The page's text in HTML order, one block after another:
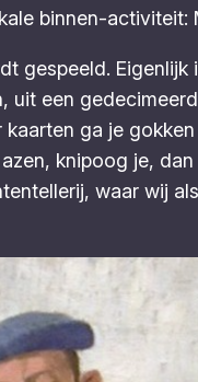
binnen-activiteit:
uit een
ga je
knipoog je,
waar wij